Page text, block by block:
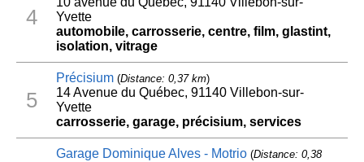
4
Yvette
automobile, carrosserie, centre, film, glastint,
isolation, vitrage
5
Précisium(Distance: 0,37 km)
14 Avenue du Québec, 91140 Villebon-sur-
Yvette
carrosserie, garage, précisium, services
Garage Dominique Alves - Motrio(Distance: 0,38